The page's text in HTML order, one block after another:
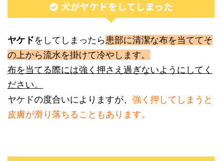
犬がヤケドをしてしまった
ヤケドをしてしまったら患部に清潔な布を当ててそ
の上から流水を掛けて冷やします。
布を当てる際には強く押さえ過ぎないようにしてく
ださい。
ヤケドの度合いによりますが、 強く押してしまうと
皮膚が滑り落ちることもあります。